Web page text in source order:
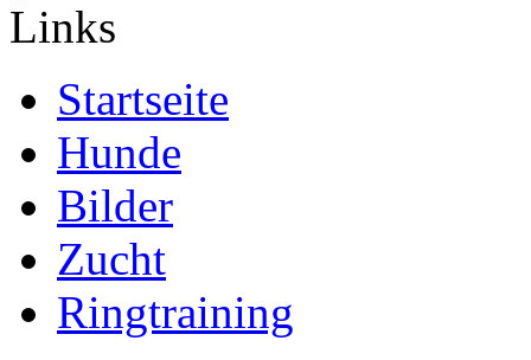
Startseite
Hunde
Bilder
Zucht
Ringtraining